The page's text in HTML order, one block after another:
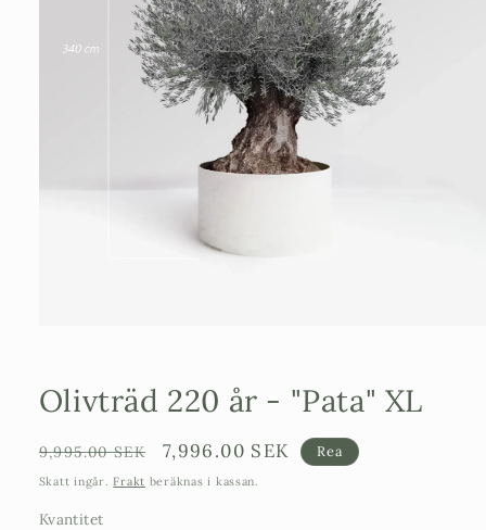
modalfönster
Olivträd 220 år - "Pata" XL
Ordinarie
pris
9,995.00 SEK Försäljningspris
7,996.00 SEK Rea
Skatt ingår.Frakt beräknas i kassan.
Kvantitet